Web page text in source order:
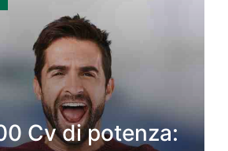
Cv di potenza: